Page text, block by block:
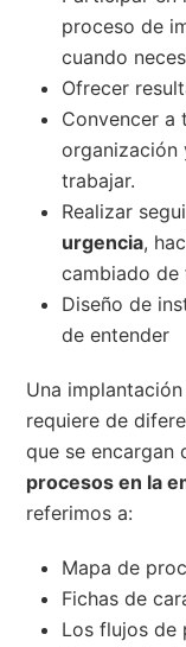
proceso de
cuando
Ofrecer
Convencer a
organización
trabajar.
Realizar
urgencia,
cambiado de
Diseño de
de entender
Una
requiere de
que se encargan
procesos en la
referimos a:
Mapa de
Fichas de
Los flujos de